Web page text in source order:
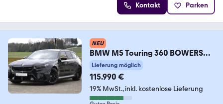
Kontakt Parken
NEU
BMW M5 Touring 360 BOWERS
DR.ASS.PRO SITZBELÜFT PANO
Lieferung möglich
115.990 €
19% MwSt. inkl. kostenlose Lieferung